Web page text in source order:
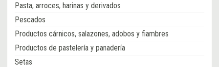
Pasta, arroces, harinas y derivados
Pescados
Productos cárnicos, salazones, adobos y fiambres
Productos de pastelería y panadería
Setas